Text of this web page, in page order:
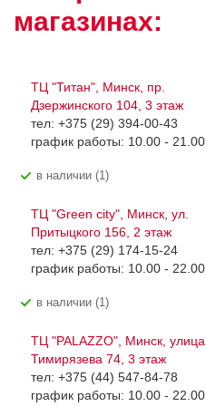
магазинах:
ТЦ "Титан", Минск, пр.
Дзержинского 104, 3 этаж
тел: +375 (29) 394-00-43
график работы: 10.00 - 21.00
В наличии (1)
ТЦ "Green city", Минск, ул.
Притыцкого 156, 2 этаж
тел: +375 (29) 174-15-24
график работы: 10.00 - 22.00
В наличии (1)
ТЦ "PALAZZO", Минск, улица
Тимирязева 74, 3 этаж
тел: +375 (44) 547-84-78
график работы: 10.00 - 22.00